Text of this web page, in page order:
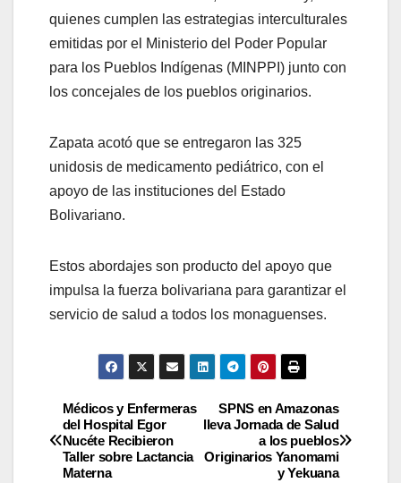
quienes cumplen las estrategias interculturales
emitidas por el Ministerio del Poder Popular
para los Pueblos Indígenas (MINPPI) junto con
los concejales de los pueblos originarios.
Zapata acotó que se entregaron las 325
unidosis de medicamento pediátrico, con el
apoyo de las instituciones del Estado
Bolivariano.
Estos abordajes son producto del apoyo que
impulsa la fuerza bolivariana para garantizar el
servicio de salud a todos los monaguenses.
SPNS en Amazonas
lleva Jornada de Salud
a los pueblos
Originarios Yanomami
y Yekuana
Médicos y Enfermeras
del Hospital Egor
Nucéte Recibieron
Taller sobre Lactancia
Materna